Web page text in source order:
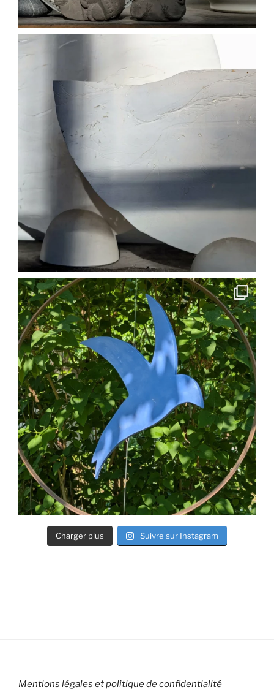
Charger plus Suivre sur Instagram
Mentions légales et politique de confidentialité